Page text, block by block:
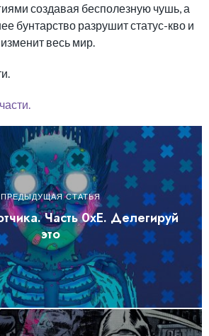
создавая бесполезную чушь, а
бунтарство разрушит статус-кво и
весь мир.
ПРЕДЫДУЩАЯ СТАТЬЯ
Часть 0хE. Делегируй
это